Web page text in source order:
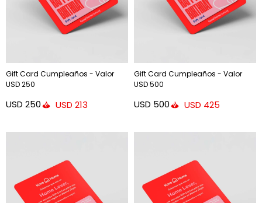
Gift Card Cumpleaños - Valor
USD 250
USD 250 USD 213
Gift Card Cumpleaños - Valor
USD 500
USD 500 USD 425